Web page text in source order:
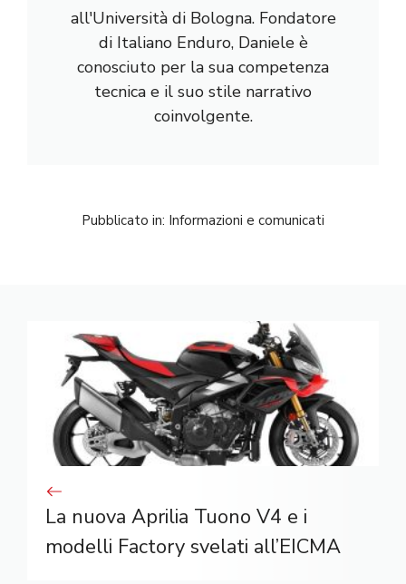
all'Università di Bologna. Fondatore
di Italiano Enduro, Daniele è
conosciuto per la sua competenza
tecnica e il suo stile narrativo
coinvolgente.
Pubblicato in: Informazioni e comunicati
La nuova Aprilia Tuono V4 e i
modelli Factory svelati all’EICMA